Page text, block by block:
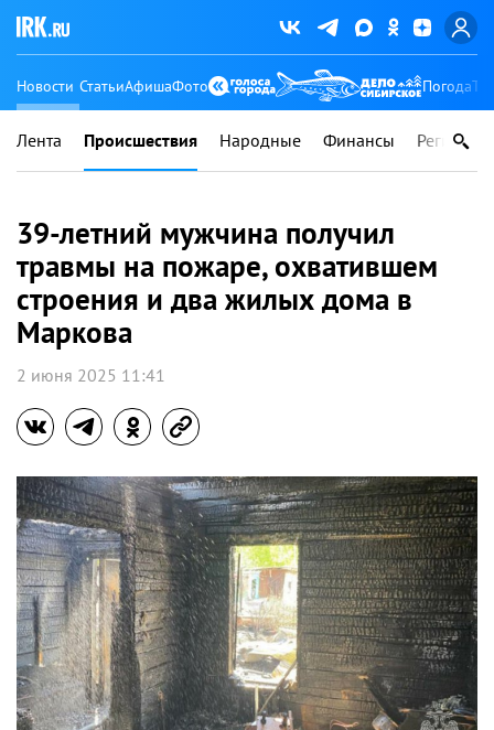
Новости СтатьиАфишаФото Погода
Лента Происшествия Народные Финансы Регионы
39-летний мужчина получил
травмы на пожаре, охватившем
строения и два жилых дома в
Маркова
2 июня 2025 11:41